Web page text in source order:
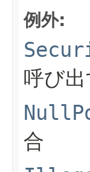
例外:
呼び
合